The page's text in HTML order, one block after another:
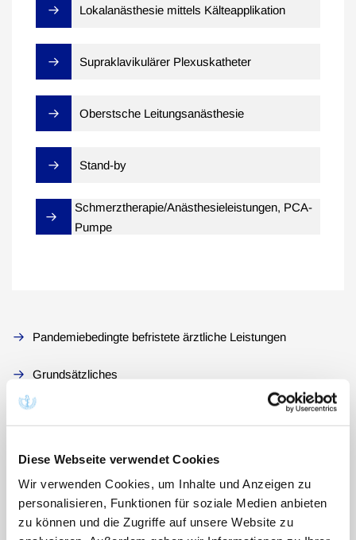
Diese Webseite verwendet Cookies
Wir verwenden Cookies, um Inhalte und Anzeigen zu
personalisieren, Funktionen für soziale Medien anbieten
zu können und die Zugriffe auf unsere Website zu
Lokalanästhesie mittels Kälteapplikation
Supraklavikulärer Plexuskatheter
Oberstsche Leitungsanästhesie
Stand-by
Schmerztherapie/Anästhesieleistungen, PCA-
Pumpe
Pandemiebedingte befristete ärztliche Leistungen
Grundsätzliches
§ 1: Anwendungsbereich
§ 3: Vergütungen
§ 4: Gebühren